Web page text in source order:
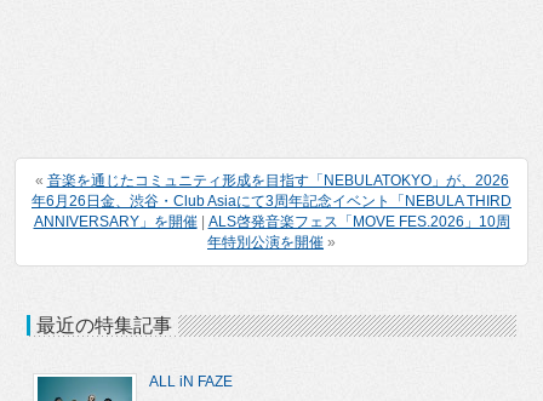
« 音楽を通じたコミュニティ形成を目指す「NEBULATOKYO」が、2026
年6月26日金、渋谷・Club Asiaにて3周年記念イベント「NEBULA THIRD
ANNIVERSARY」を開催| ALS啓発音楽フェス「MOVE FES.2026」10周
年特別公演を開催 »
最近の特集記事
ALL iN FAZE